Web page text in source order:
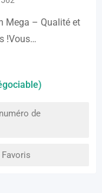
Mega – Qualité et
!Vous…
de